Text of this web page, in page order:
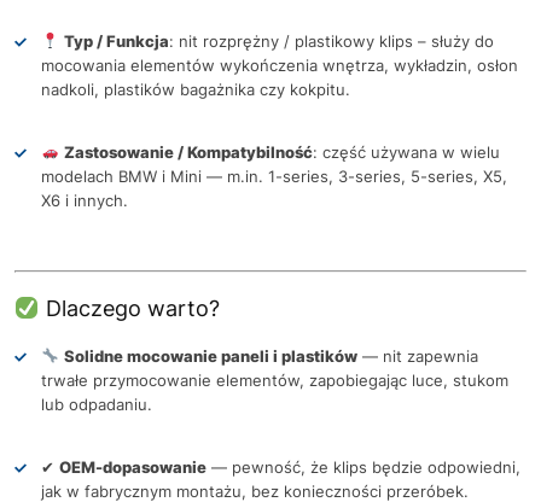
Typ / Funkcja: nit rozprężny / plastikowy klips – służy do
mocowania elementów wykończenia wnętrza, wykładzin, osłon
nadkoli, plastików bagażnika czy kokpitu.
Zastosowanie / Kompatybilność: część używana w wielu
modelach BMW i Mini — m.in. 1-series, 3-series, 5-series, X5,
X6 i innych.
Dlaczego warto?
Solidne mocowanie paneli i plastików— nit zapewnia
trwałe przymocowanie elementów, zapobiegając luce, stukom
lub odpadaniu.
✔ OEM-dopasowanie — pewność, że klips będzie odpowiedni,
jak w fabrycznym montażu, bez konieczności przeróbek.